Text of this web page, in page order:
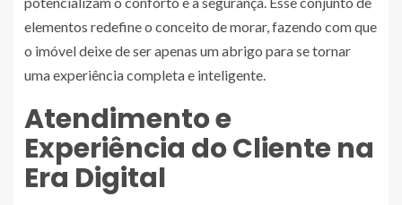
elementos redefine o conceito de morar, fazendo com que
o imóvel deixe de ser apenas um abrigo para se tornar
uma experiência completa e inteligente.
Atendimento e
Experiência do Cliente na
Era Digital